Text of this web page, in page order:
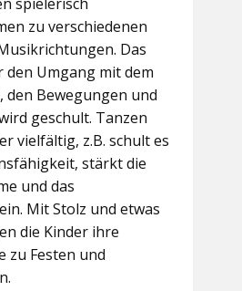
zu verschiedenen
Das
den Umgang mit dem
den Bewegungen und
geschult. Tanzen
vielfältig, z.B. schult es
stärkt die
und das
Mit Stolz und etwas
die Kinder ihre
zu Festen und